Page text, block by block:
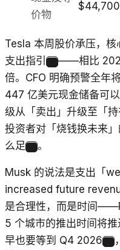
价物
Tesla 本周股价承压，
支出指引
——相比
倍。CFO 明确预警全年
447 亿美元现金储备可
级从「卖出」升级至「
投资者对「烧钱换未来
么足
。
Musk 的说法是支出「
increased future
是合理性，而是时间
5 个城市的推出时间将推
早也要等到 Q4 2026